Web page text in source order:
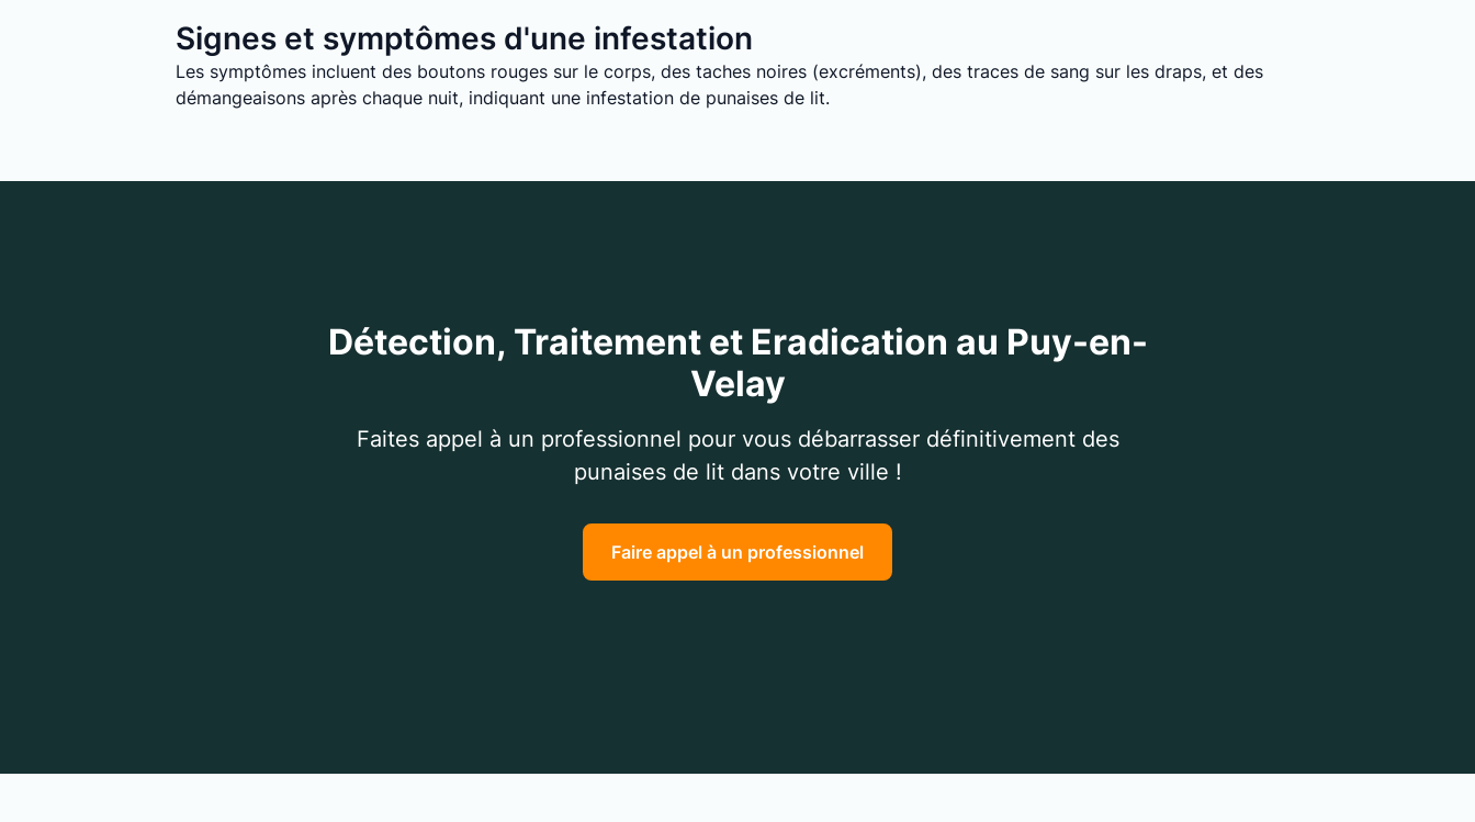
Signes et symptômes d'une infestation
Les symptômes incluent des boutons rouges sur le corps, des taches noires (excréments), des traces de sang sur les draps, et des
démangeaisons après chaque nuit, indiquant une infestation de punaises de lit.
Détection, Traitement et Eradication au Puy-en-
Velay
Faites appel à un professionnel pour vous débarrasser définitivement des
punaises de lit dans votre ville !
Faire appel à un professionnel